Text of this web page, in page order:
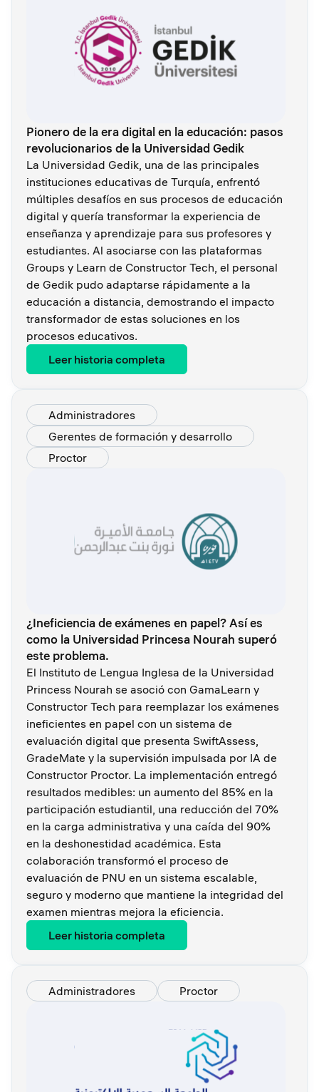
Pionero de la era digital en la educación: pasos
revolucionarios de la Universidad Gedik
La Universidad Gedik, una de las principales
instituciones educativas de Turquía, enfrentó
múltiples desafíos en sus procesos de educación
digital y quería transformar la experiencia de
enseñanza y aprendizaje para sus profesores y
estudiantes. Al asociarse con las plataformas
Groups y Learn de Constructor Tech, el personal
de Gedik pudo adaptarse rápidamente a la
educación a distancia, demostrando el impacto
transformador de estas soluciones en los
procesos educativos.
Leer historia completa
Administradores
Gerentes de formación y desarrollo
Proctor
¿Ineficiencia de exámenes en papel? Así es
como la Universidad Princesa Nourah superó
este problema.
El Instituto de Lengua Inglesa de la Universidad
Princess Nourah se asoció con GamaLearn y
Constructor Tech para reemplazar los exámenes
ineficientes en papel con un sistema de
evaluación digital que presenta SwiftAssess,
GradeMate y la supervisión impulsada por IA de
Constructor Proctor. La implementación entregó
resultados medibles: un aumento del 85% en la
participación estudiantil, una reducción del 70%
en la carga administrativa y una caída del 90%
en la deshonestidad académica. Esta
colaboración transformó el proceso de
evaluación de PNU en un sistema escalable,
seguro y moderno que mantiene la integridad del
examen mientras mejora la eficiencia.
Leer historia completa
Administradores Proctor